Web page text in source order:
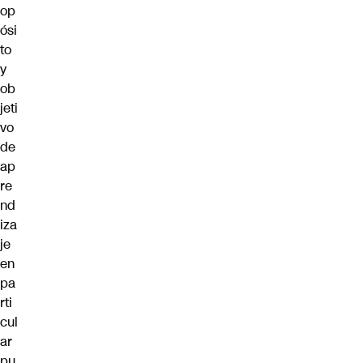
op
ósi
to
y
ob
jeti
vo
de
ap
re
nd
iza
je
en
pa
rti
cul
ar